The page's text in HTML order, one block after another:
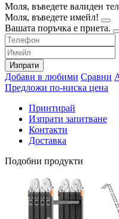
Моля, въведете валиден
Моля, въведете имейл!
Вашата поръчка е приета.
Изпрати
Добави в любими Сравни
Предложи по-ниска цена
Принтирай
Изпрати запитване
Контакти
Доставка
Подобни продукти